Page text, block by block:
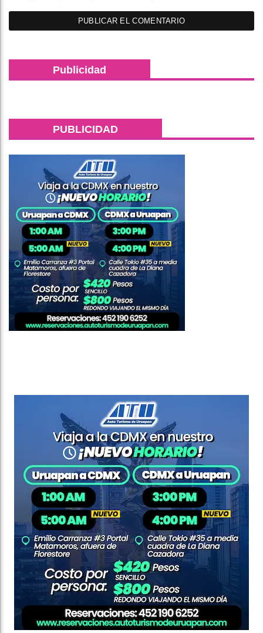
Publicidad
PUBLICIDAD